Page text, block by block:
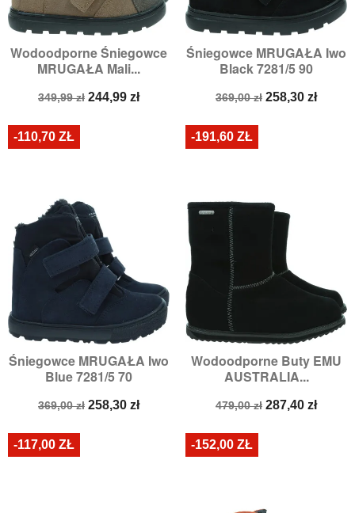
Wodoodporne Śniegowce
MRUGAŁA Mali...
Cena
349,99 zł Cena
244,99 zł
Śniegowce MRUGAŁA Iwo
Black 7281/5 90
Cena
369,00 zł Cena
258,30 zł
Śniegowce MRUGAŁA Iwo
Blue 7281/5 70
Cena
369,00 zł Cena
258,30 zł
-110,70 ZŁ
Wodoodporne Buty EMU
AUSTRALIA...
Cena
479,00 zł Cena
287,40 zł
-191,60 ZŁ
-117,00 ZŁ -152,00 ZŁ